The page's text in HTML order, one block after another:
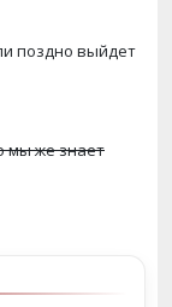
поздно выйдет
мы же знает